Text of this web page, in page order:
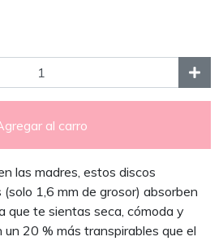
al carro
las madres, estos discos
1,6 mm de grosor) absorben
que te sientas seca, cómoda y
un 20 % más transpirables que el